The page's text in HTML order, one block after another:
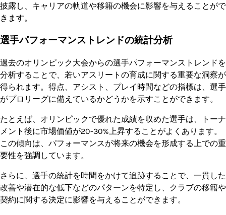
披露し、キャリアの軌道や移籍の機会に影響を与えることがで
きます。
選手パフォーマンストレンドの統計分析
過去のオリンピック大会からの選手パフォーマンストレンドを
分析することで、若いアスリートの育成に関する重要な洞察が
得られます。得点、アシスト、プレイ時間などの指標は、選手
がプロリーグに備えているかどうかを示すことができます。
たとえば、オリンピックで優れた成績を収めた選手は、トーナ
メント後に市場価値が20-30%上昇することがよくあります。
この傾向は、パフォーマンスが将来の機会を形成する上での重
要性を強調しています。
さらに、選手の統計を時間をかけて追跡することで、一貫した
改善や潜在的な低下などのパターンを特定し、クラブの移籍や
契約に関する決定に影響を与えることができます。